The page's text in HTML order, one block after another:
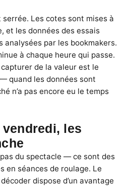
Les cotes sont mises à
et les données des essais
analysées par les bookmakers.
à chaque heure qui passe.
de la valeur est le
quand les données sont
n’a pas encore eu le temps
les
du spectacle — ce sont des
en séances de roulage. Le
dispose d’un avantage